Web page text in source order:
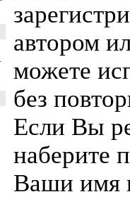
автором
можете
без
Если Вы
наберите
Ваши имя